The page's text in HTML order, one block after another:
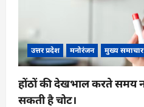
उत्तर प्रदेश मनोरंजन मुख्य समाचार
होंठों की देखभाल करते समय
सकती है चोट।